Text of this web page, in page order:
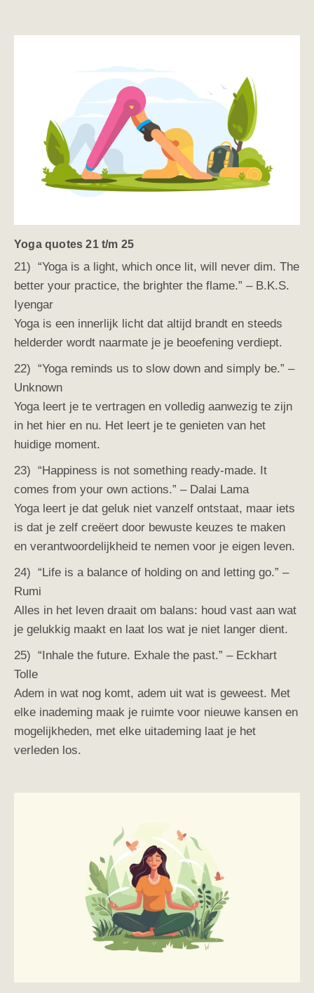
Yoga quotes 21 t/m 25
21) “Yoga is a light, which once lit, will never dim. The
better your practice, the brighter the flame.” – B.K.S.
Iyengar
Yoga is een innerlijk licht dat altijd brandt en steeds
helderder wordt naarmate je je beoefening verdiept.
22) “Yoga reminds us to slow down and simply be.” –
Unknown
Yoga leert je te vertragen en volledig aanwezig te zijn
in het hier en nu. Het leert je te genieten van het
huidige moment.
23) “Happiness is not something ready-made. It
comes from your own actions.” – Dalai Lama
Yoga leert je dat geluk niet vanzelf ontstaat, maar iets
is dat je zelf creëert door bewuste keuzes te maken
en verantwoordelijkheid te nemen voor je eigen leven.
24) “Life is a balance of holding on and letting go.” –
Rumi
Alles in het leven draait om balans: houd vast aan wat
je gelukkig maakt en laat los wat je niet langer dient.
25) “Inhale the future. Exhale the past.” – Eckhart
Tolle
Adem in wat nog komt, adem uit wat is geweest. Met
elke inademing maak je ruimte voor nieuwe kansen en
mogelijkheden, met elke uitademing laat je het
verleden los.